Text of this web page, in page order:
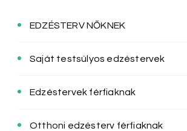
EDZÉSTERV NŐKNEK
Saját testsúlyos edzéstervek
Edzéstervek férfiaknak
Otthoni edzésterv férfiaknak